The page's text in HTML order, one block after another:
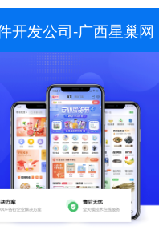
开发公司-广西星巢网